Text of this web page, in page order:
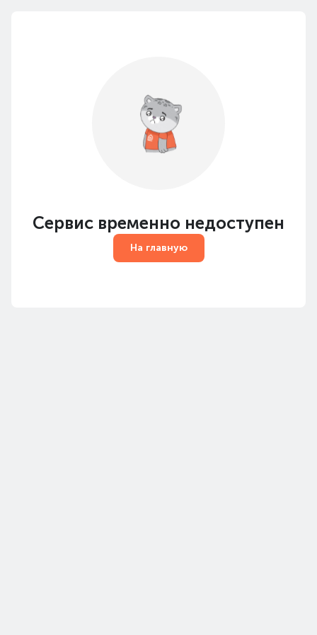
Сервис временно недоступен
На главную